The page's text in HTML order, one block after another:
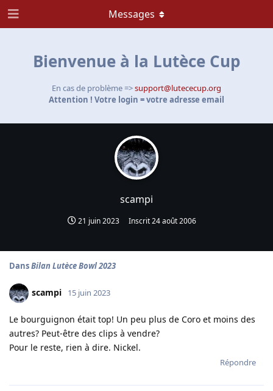
Bienvenue à la Lutèce Cup
En cas de problème =>support@lutececup.org
Attention ! Votre login = votre adresse email
scampi
21 juin 2023 Inscrit24 août 2006
Messages
DansBilan Lutèce Bowl 2023
scampi 15 juin 2023
Le bourguignon était top! Un peu plus de Coro et moins des
autres? Peut-être des clips à vendre?
Pour le reste, rien à dire. Nickel.
Répondre